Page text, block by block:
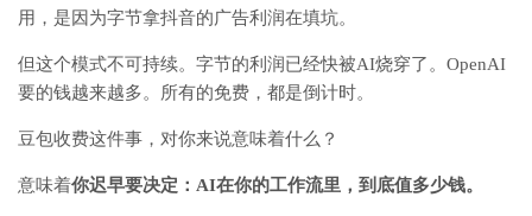
用，是因为字节拿抖音的广告利润在填坑。
但这个模式不可持续。字节的利润已经快被AI烧穿了。OpenAI
要的钱越来越多。所有的免费，都是倒计时。
豆包收费这件事，对你来说意味着什么？
意味着你迟早要决定：AI在你的工作流里，到底值多少钱。